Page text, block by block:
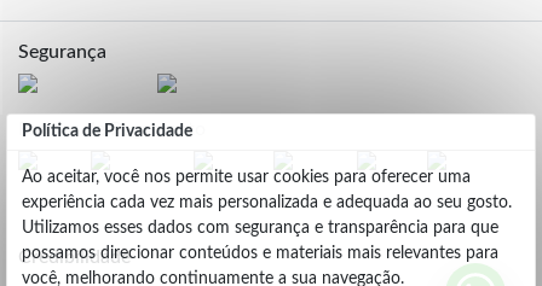
Política de Privacidade
Ao aceitar, você nos permite usar cookies para oferecer uma
experiência cada vez mais personalizada e adequada ao seu gosto.
Utilizamos esses dados com segurança e transparência para que
possamos direcionar conteúdos e materiais mais relevantes para
você, melhorando continuamente a sua navegação.
Segurança
Formas de Pagamento
Credibilidade